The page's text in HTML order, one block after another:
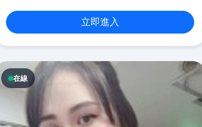
立即進入
在線